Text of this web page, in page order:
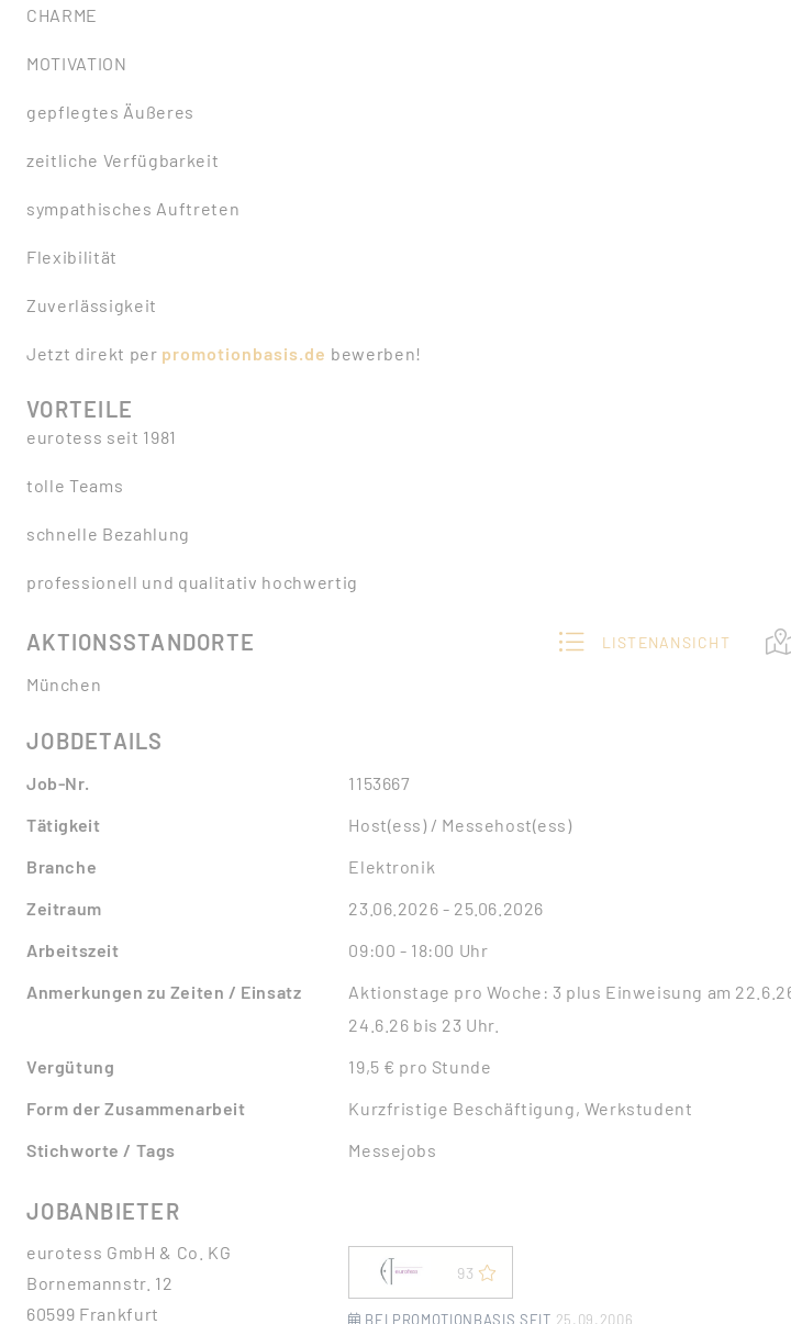
CHARME
MOTIVATION
gepflegtes Äußeres
zeitliche Verfügbarkeit
sympathisches Auftreten
Flexibilität
Zuverlässigkeit
Jetzt direkt per promotionbasis.de bewerben!
VORTEILE
eurotess seit 1981
tolle Teams
schnelle Bezahlung
professionell und qualitativ hochwertig
AKTIONSSTANDORTE LISTENANSICHT
München
JOBDETAILS
Job-Nr.
1153667
Tätigkeit
Host(ess) / Messehost(ess)
Branche
Elektronik
Zeitraum
23.06.2026 - 25.06.2026
Arbeitszeit
09:00 - 18:00 Uhr
Anmerkungen zu Zeiten / Einsatz
Aktionstage pro Woche: 3 plus Einweisung am
24.6.26 bis 23 Uhr.
Vergütung
19,5 € pro Stunde
Form der Zusammenarbeit
Kurzfristige Beschäftigung, Werkstudent
Stichworte / Tags
Messejobs
JOBANBIETER
eurotess GmbH & Co. KG
Bornemannstr. 12
60599 Frankfurt
93
BEI PROMOTIONBASIS SEIT 25.09.2006